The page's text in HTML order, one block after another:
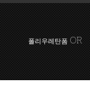
폴리우레탄폼 OR